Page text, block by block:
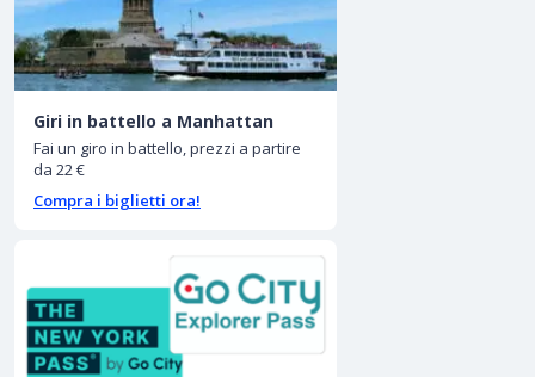
Giri in battello a Manhattan
Fai un giro in battello, prezzi a partire
da 22 €
Compra i biglietti ora!